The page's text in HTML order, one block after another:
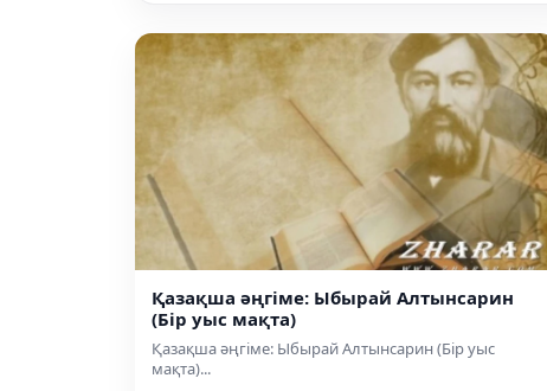
Қазақша әңгіме: Ыбырай Алтынсарин
(Бір уыс мақта)
Қазақша әңгіме: Ыбырай Алтынсарин (Бір уыс
мақта)...